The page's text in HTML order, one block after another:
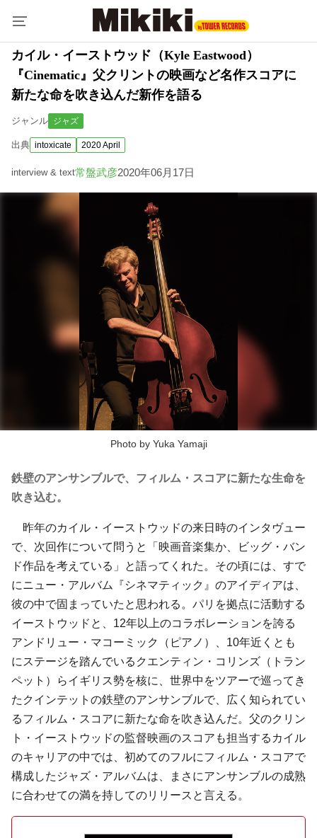
カイル・イーストウッド（Kyle Eastwood）
『Cinematic』父クリントの映画など名作スコアに
新たな命を吹き込んだ新作を語る
ジャンル ジャズ
出典 intoxicate 2020 April
interview & text常盤武彦2020年06月17日
Photo by Yuka Yamaji
鉄壁のアンサンブルで、フィルム・スコアに新たな生命を
吹き込む。
昨年のカイル・イーストウッドの来日時のインタヴュー
で、次回作について問うと「映画音楽集か、ビッグ・バン
ド作品を考えている」と語ってくれた。その頃には、すで
にニュー・アルバム『シネマティック』のアイディアは、
彼の中で固まっていたと思われる。パリを拠点に活動する
イーストウッドと、12年以上のコラボレーションを誇る
アンドリュー・マコーミック（ピアノ）、10年近くとも
にステージを踏んでいるクエンティン・コリンズ（トラン
ペット）らイギリス勢を核に、世界中をツアーで巡ってき
たクインテットの鉄壁のアンサンブルで、広く知られてい
るフィルム・スコアに新たな命を吹き込んだ。父のクリン
ト・イーストウッドの監督映画のスコアも担当するカイル
のキャリアの中では、初めてのフルにフィルム・スコアで
構成したジャズ・アルバムは、まさにアンサンブルの成熟
に合わせての満を持してのリリースと言える。